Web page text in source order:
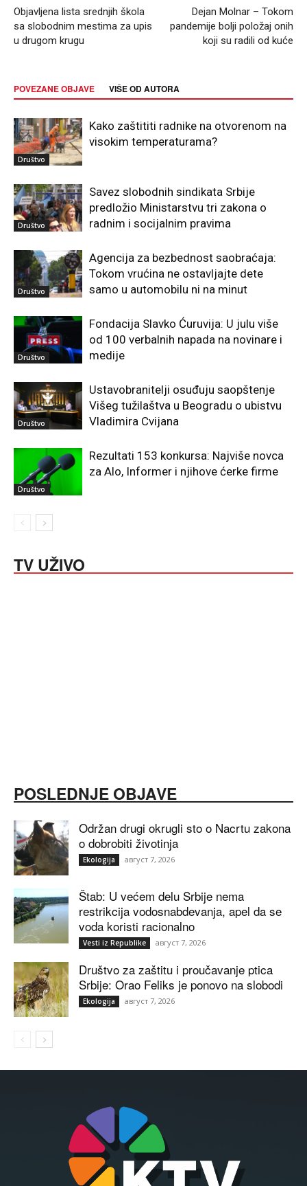
Objavljena lista srednjih škola
sa slobodnim mestima za upis
u drugom krugu
Dejan Molnar – Tokom
pandemije bolji položaj onih
koji su radili od kuće
POVEZANE OBJAVE VIŠE OD AUTORA
Društvo
Kako zaštititi radnike na otvorenom na
visokim temperaturama?
Društvo
Savez slobodnih sindikata Srbije
predložio Ministarstvu tri zakona o
radnim i socijalnim pravima
Društvo
Agencija za bezbednost saobraćaja:
Tokom vrućina ne ostavljajte dete
samo u automobilu ni na minut
Društvo
Fondacija Slavko Ćuruvija: U julu više
od 100 verbalnih napada na novinare i
medije
Društvo
Ustavobranitelji osuđuju saopštenje
Višeg tužilaštva u Beogradu o ubistvu
Vladimira Cvijana
Društvo
Rezultati 153 konkursa: Najviše novca
za Alo, Informer i njihove ćerke firme
TV UŽIVO
POSLEDNJE OBJAVE
Održan drugi okrugli sto o Nacrtu zakona
o dobrobiti životinja
Ekologija август 7, 2026
Štab: U većem delu Srbije nema
restrikcija vodosnabdevanja, apel da se
voda koristi racionalno
Vesti iz Republike август 7, 2026
Društvo za zaštitu i proučavanje ptica
Srbije: Orao Feliks je ponovo na slobodi
Ekologija август 7, 2026